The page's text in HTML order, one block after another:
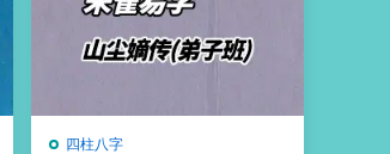
四柱八字